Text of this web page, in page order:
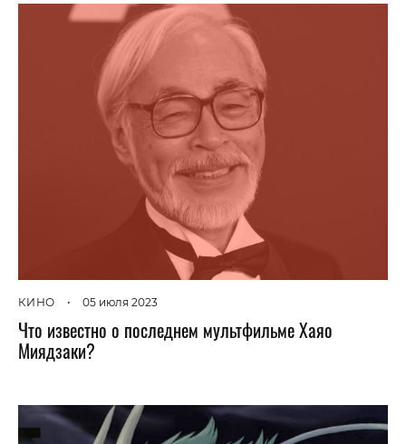
КИНО • 05 июля 2023
Что известно о последнем мультфильме Хаяо
Миядзаки?